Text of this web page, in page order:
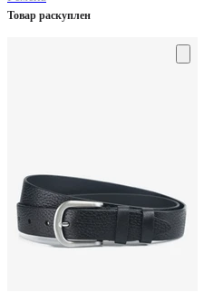
Товар раскуплен